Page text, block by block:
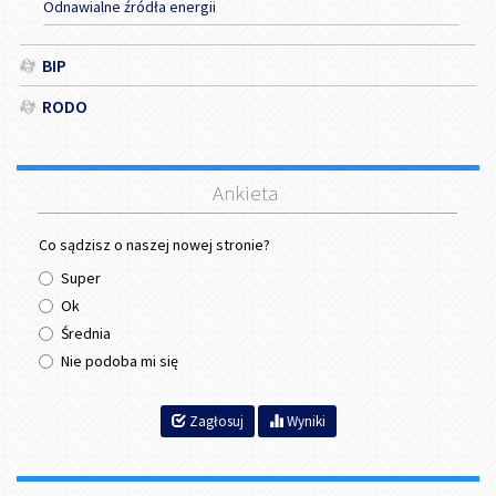
Odnawialne źródła energii
BIP
RODO
Ankieta
Co sądzisz o naszej nowej stronie?
Super
Ok
Średnia
Nie podoba mi się
Zagłosuj Wyniki